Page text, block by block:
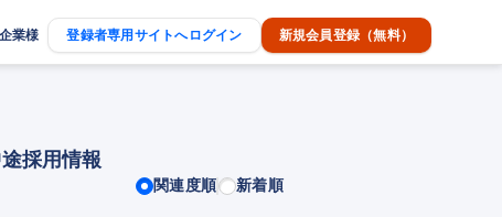
業様 登録者専用サイトへログイン 新規会員登録（無料）
採用情報
関連度順 新着順